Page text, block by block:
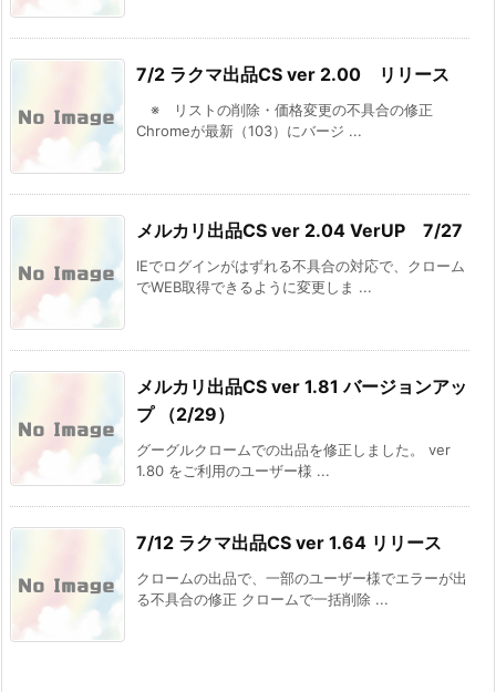
7/2 ラクマ出品CS ver 2.00 リリース
※ リストの削除・価格変更の不具合の修正
Chromeが最新（103）にバージ ...
メルカリ出品CS ver 2.04 VerUP 7/27
IEでログインがはずれる不具合の対応で、クローム
でWEB取得できるように変更しま ...
メルカリ出品CS ver 1.81 バージョンアッ
プ （2/29）
グーグルクロームでの出品を修正しました。 ver
1.80 をご利用のユーザー様 ...
7/12 ラクマ出品CS ver 1.64 リリース
クロームの出品で、一部のユーザー様でエラーが出
る不具合の修正 クロームで一括削除 ...